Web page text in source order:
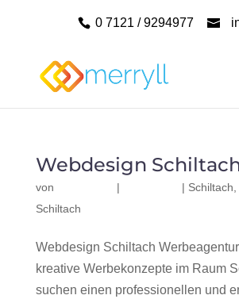
0 7121 / 9294977
Webdesign
von | | Schiltach
Schiltach
Webdesign Schiltach
kreative Werbekonzepte im Raum
suchen einen professionellen und